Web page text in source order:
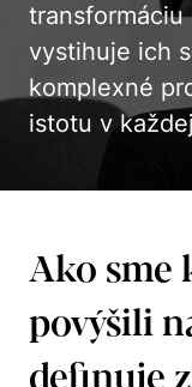
transformáciu
vystihuje ich
komplexné
istotu v
Ako sme
povýšili
definuje